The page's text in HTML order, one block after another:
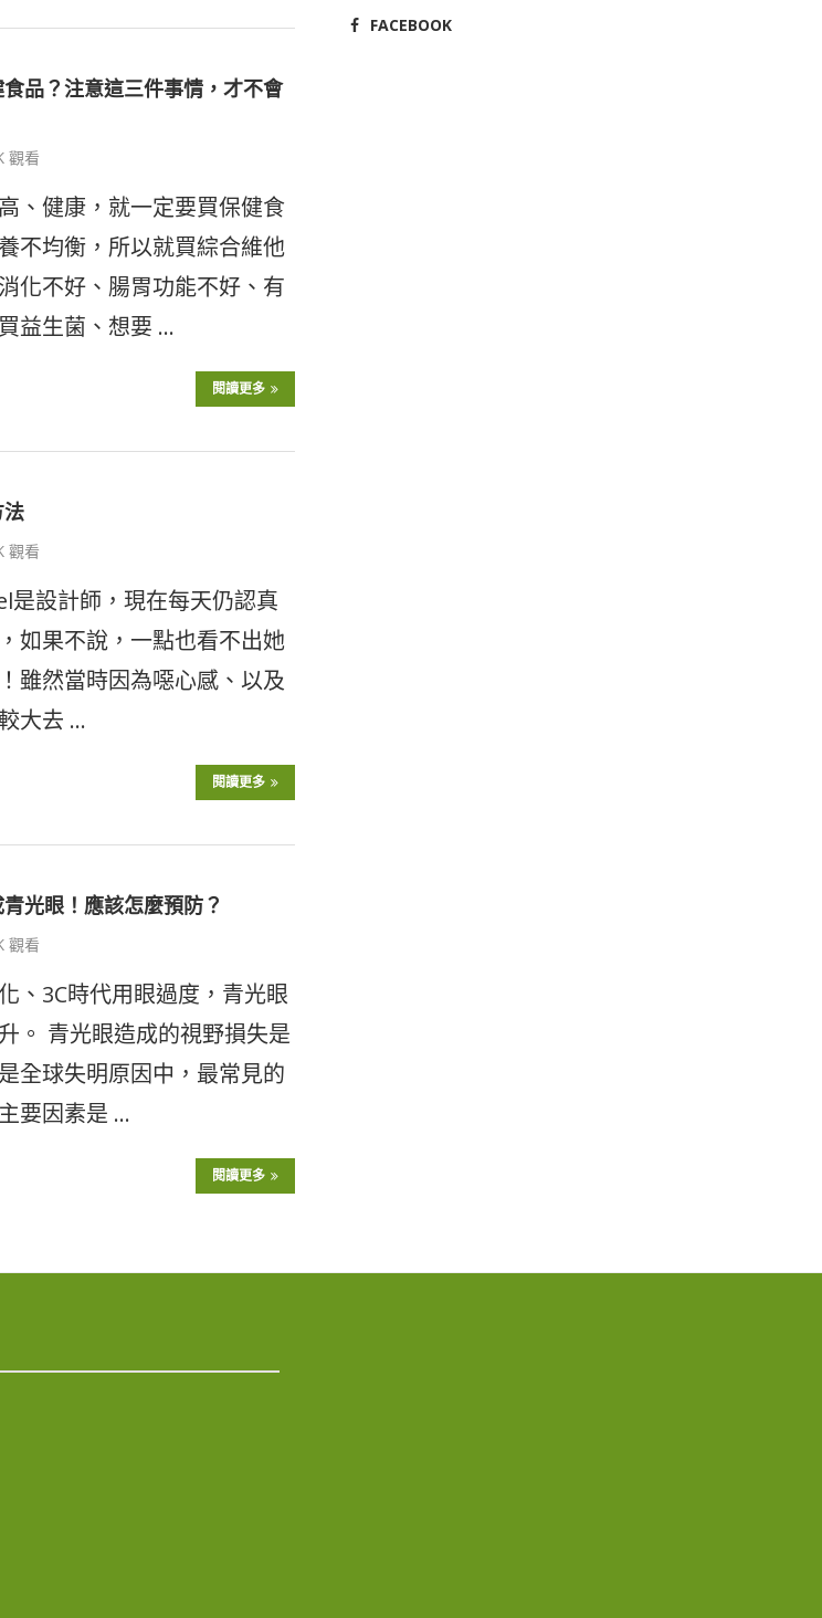
品？注意這三件事情，才不會
觀看
、健康，就一定要買保健食
不均衡，所以就買綜合維他
化不好、腸胃功能不好、有
益生菌、想要 …
閱讀更多
觀看
是設計師，現在每天仍認真
如果不說，一點也看不出她
雖然當時因為噁心感、以及
大去 …
閱讀更多
光眼！應該怎麼預防？
觀看
、3C時代用眼過度，青光眼
。 青光眼造成的視野損失是
全球失明原因中，最常見的
要因素是 …
閱讀更多
FACEBOOK